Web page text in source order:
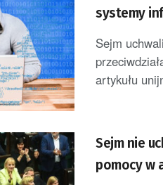
systemy
Sejm
artykułu
Sejm nie
pomocy w